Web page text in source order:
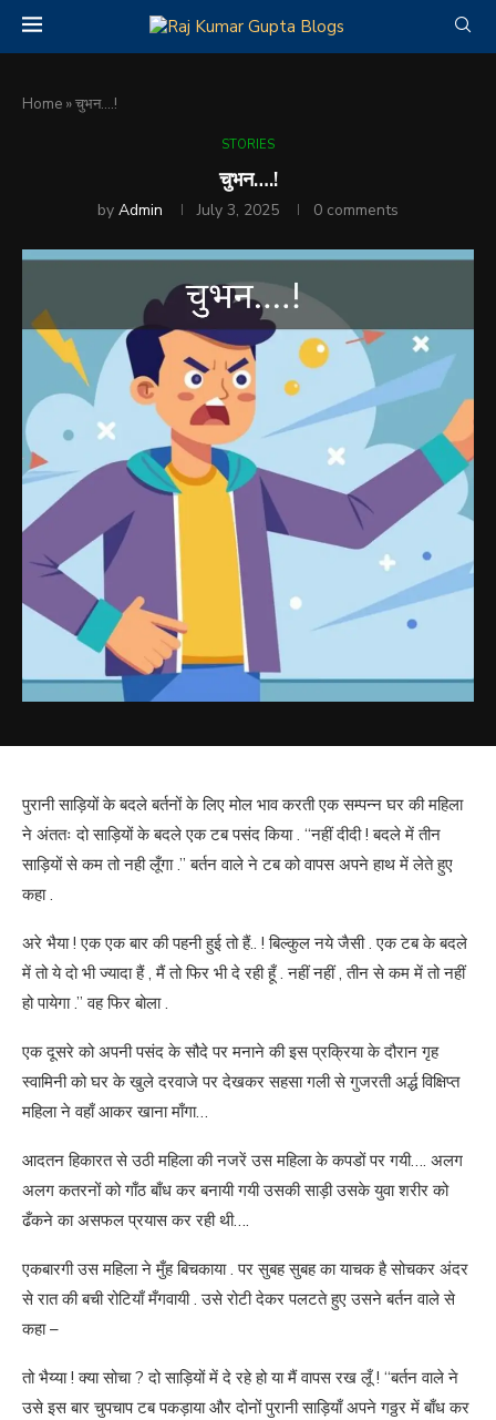
Home »चुभन….!
STORIES
चुभन….!
by Admin July 3, 2025 0 comments
पुरानी साड़ियों के बदले बर्तनों के लिए मोल भाव करती एक सम्पन्न घर की महिला
ने अंततः दो साड़ियों के बदले एक टब पसंद किया . “नहीं दीदी ! बदले में तीन
साड़ियों से कम तो नही लूँगा .” बर्तन वाले ने टब को वापस अपने हाथ में लेते हुए
कहा .
अरे भैया ! एक एक बार की पहनी हुई तो हैं.. ! बिल्कुल नये जैसी . एक टब के बदले
में तो ये दो भी ज्यादा हैं , मैं तो फिर भी दे रही हूँ . नहीं नहीं , तीन से कम में तो नहीं
हो पायेगा .” वह फिर बोला .
एक दूसरे को अपनी पसंद के सौदे पर मनाने की इस प्रक्रिया के दौरान गृह
स्वामिनी को घर के खुले दरवाजे पर देखकर सहसा गली से गुजरती अर्द्ध विक्षिप्त
महिला ने वहाँ आकर खाना माँगा…
आदतन हिकारत से उठी महिला की नजरें उस महिला के कपडों पर गयी…. अलग
अलग कतरनों को गाँठ बाँध कर बनायी गयी उसकी साड़ी उसके युवा शरीर को
ढँकने का असफल प्रयास कर रही थी….
एकबारगी उस महिला ने मुँह बिचकाया . पर सुबह सुबह का याचक है सोचकर अंदर
से रात की बची रोटियाँ मँगवायी . उसे रोटी देकर पलटते हुए उसने बर्तन वाले से
कहा –
तो भैय्या ! क्या सोचा ? दो साड़ियों में दे रहे हो या मैं वापस रख लूँ ! “बर्तन वाले ने
उसे इस बार चुपचाप टब पकड़ाया और दोनों पुरानी साड़ियाँ अपने गठ्ठर में बाँध कर